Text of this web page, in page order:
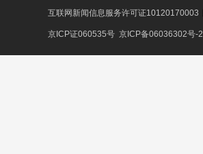
互联网新闻信息服务许可证10120170003
京ICP证060535号 京ICP备06036302号-2